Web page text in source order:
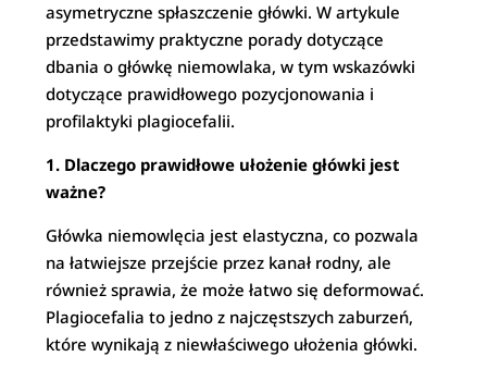
asymetryczne spłaszczenie główki. W artykule
przedstawimy praktyczne porady dotyczące
dbania o główkę niemowlaka, w tym wskazówki
dotyczące prawidłowego pozycjonowania i
profilaktyki plagiocefalii.
1. Dlaczego prawidłowe ułożenie główki jest
ważne?
Główka niemowlęcia jest elastyczna, co pozwala
na łatwiejsze przejście przez kanał rodny, ale
również sprawia, że może łatwo się deformować.
Plagiocefalia to jedno z najczęstszych zaburzeń,
które wynikają z niewłaściwego ułożenia główki.